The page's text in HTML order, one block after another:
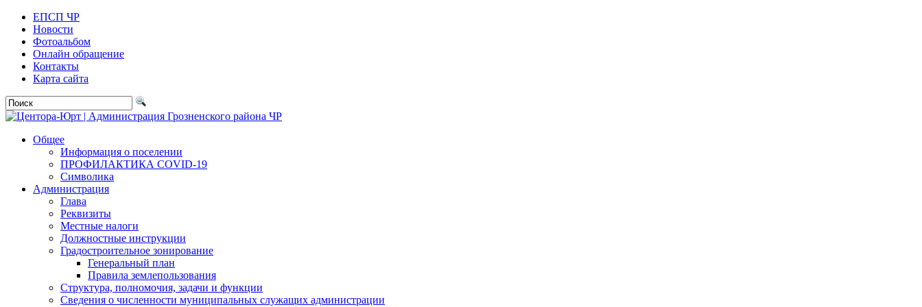
ЕПСП ЧР
Новости
Фотоальбом
Онлайн обращение
Контакты
Карта сайта
Общее
Информация о поселении
ПРОФИЛАКТИКА COVID-19
Символика
Администрация
Глава
Реквизиты
Местные налоги
Должностные инструкции
Градостроительное зонирование
Генеральный план
Правила землепользования
Структура, полномочия, задачи и функции
Сведения о численности муниципальных служащих администрации